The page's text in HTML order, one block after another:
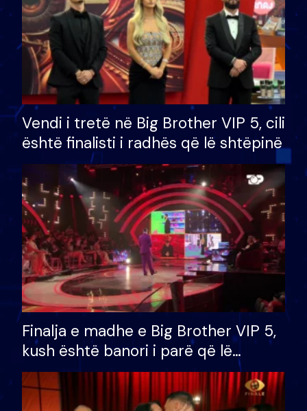
Vendi i tretë në Big Brother VIP 5, cili
është finalisti i radhës që lë shtëpinë
Finalja e madhe e Big Brother VIP 5,
kush është banori i parë që lë
shtëpinë dhe humb mundësinë për
të fituar çmimin e madh